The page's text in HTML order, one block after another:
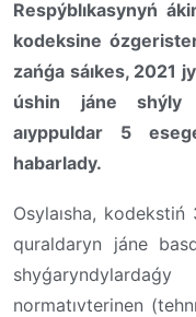
Respýblıkasynyń
kodeksine
zańǵa sáıkes, 2021
úshin jáne shýly
aıyppuldar 5
habarlady.
Osylaısha,
quraldaryn jáne
normatıvterinen